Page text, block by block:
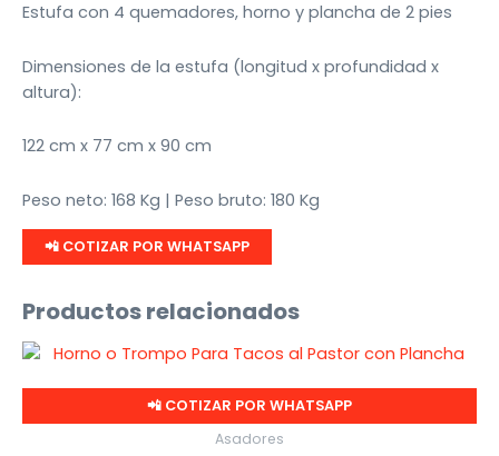
Estufa con 4 quemadores, horno y plancha de 2 pies
Dimensiones de la estufa (longitud x profundidad x
altura):
122 cm x 77 cm x 90 cm
Peso neto: 168 Kg | Peso bruto: 180 Kg
📲 COTIZAR POR WHATSAPP
Productos relacionados
📲 COTIZAR POR WHATSAPP
Asadores